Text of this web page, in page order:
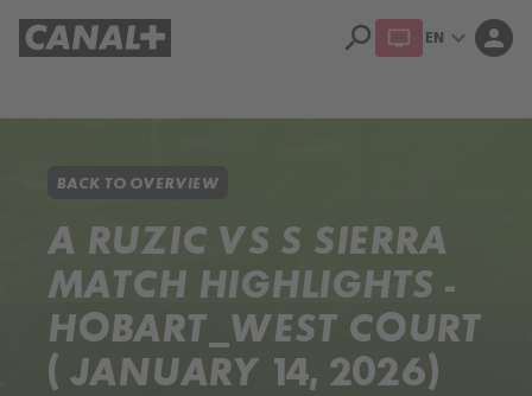
search EN expand_more person
BACK TO OVERVIEW
A RUZIC VS S SIERRA
MATCH HIGHLIGHTS -
HOBART_WEST COURT
( JANUARY 14, 2026)